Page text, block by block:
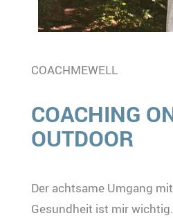
COACHMEWELL
COACHING
OUTDOOR
Der achtsame Umgang
Gesundheit ist mir